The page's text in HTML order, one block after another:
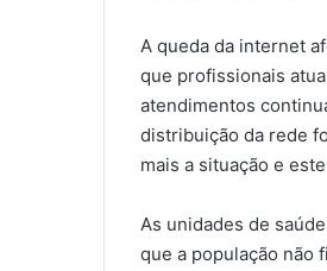
A queda da internet
que profissionais
atendimentos
distribuição da rede
mais a situação e
As unidades de
que a população não